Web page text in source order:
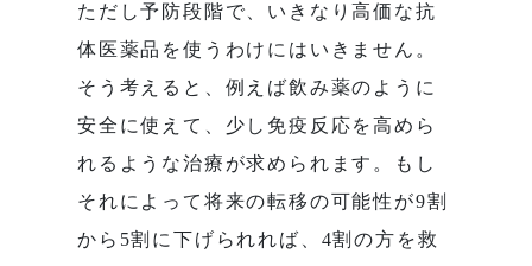
ただし予防段階で、いきなり高価な抗
体医薬品を使うわけにはいきません。
そう考えると、例えば飲み薬のように
安全に使えて、少し免疫反応を高めら
れるような治療が求められます。もし
それによって将来の転移の可能性が9割
から5割に下げられれば、4割の方を救